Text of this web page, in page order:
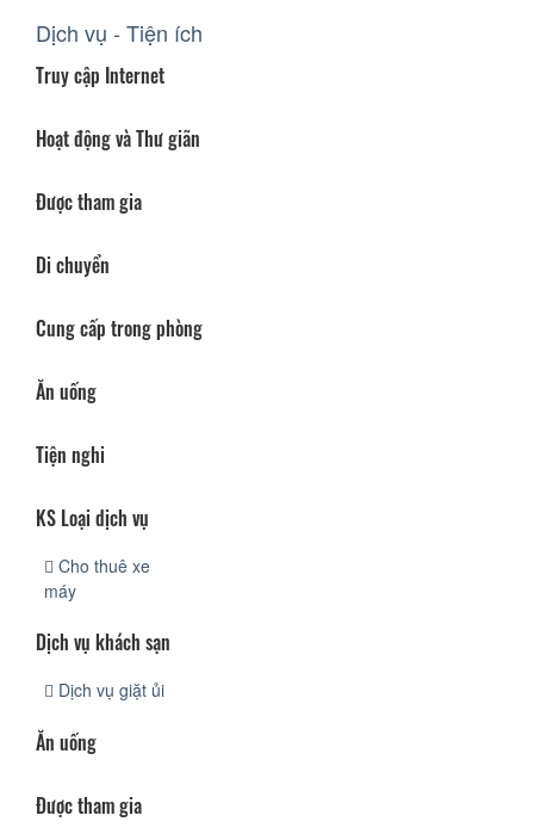
Dịch vụ - Tiện ích
Truy cập Internet
Hoạt động và Thư giãn
Được tham gia
Di chuyển
Cung cấp trong phòng
Ăn uống
Tiện nghi
KS Loại dịch vụ
Cho thuê xe
máy
Dịch vụ khách sạn
Dịch vụ giặt ủi
Ăn uống
Được tham gia